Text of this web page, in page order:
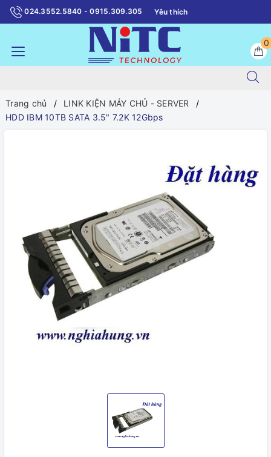
024.3552.5840 - 0915.309.305 Yêu thích
0
Trang chủ
LINK KIỆN MÁY CHỦ - SERVER
HDD IBM 10TB SATA 3.5" 7.2K 12Gbps